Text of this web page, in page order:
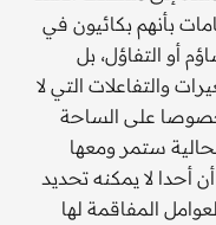
بأنهم بكائيون في
أو التفاؤل، بل
والتفاعلات التي لا
على الساحة
ستمر ومعها
أحدا لا يمكنه تحديد
المفاقمة لها